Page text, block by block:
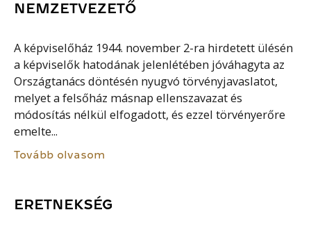
NEMZETVEZETŐ
A képviselőház 1944. november 2-ra hirdetett ülésén
a képviselők hatodának jelenlétében jóváhagyta az
Országtanács döntésén nyugvó törvényjavaslatot,
melyet a felsőház másnap ellenszavazat és
módosítás nélkül elfogadott, és ezzel törvényerőre
emelte...
Tovább olvasom
ERETNEKSÉG